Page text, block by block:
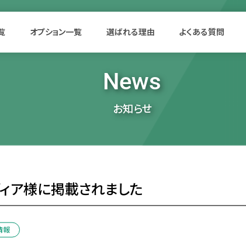
オプション一覧 選ばれる理由 よくある質問
News
お知らせ
ア様に掲載されました
報